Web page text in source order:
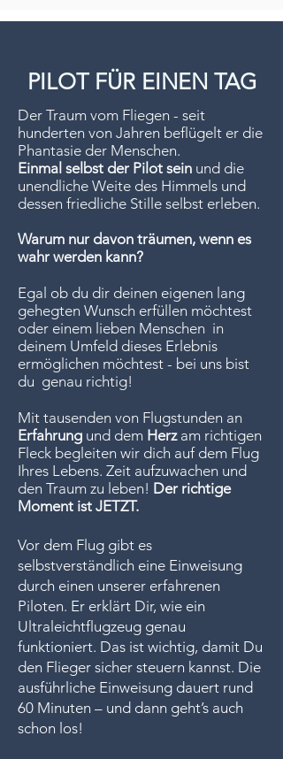
PILOT FÜR EINEN TAG
Der Traum vom Fliegen - seit
hunderten von Jahren beflügelt er die
Phantasie der Menschen.
Einmal selbst der Pilot sein und die
unendliche Weite des Himmels und
dessen friedliche Stille selbst erleben.
Warum nur davon träumen, wenn es
wahr werden kann?
Egal ob du dir deinen eigenen lang
gehegten Wunsch erfüllen möchtest
oder einem lieben Menschen in
deinem Umfeld dieses Erlebnis
ermöglichen möchtest - bei uns bist
du genau richtig!
Mit tausenden von Flugstunden an
Erfahrung und dem Herz am richtigen
Fleck begleiten wir dich auf dem Flug
Ihres Lebens. Zeit aufzuwachen und
den Traum zu leben! Der richtige
Moment ist JETZT.
Vor dem Flug gibt es
selbstverständlich eine Einweisung
durch einen unserer erfahrenen
Piloten. Er erklärt Dir, wie ein
Ultraleichtflugzeug genau
funktioniert. Das ist wichtig, damit Du
den Flieger sicher steuern kannst. Die
ausführliche Einweisung dauert rund
60 Minuten – und dann geht’s auch
schon los!